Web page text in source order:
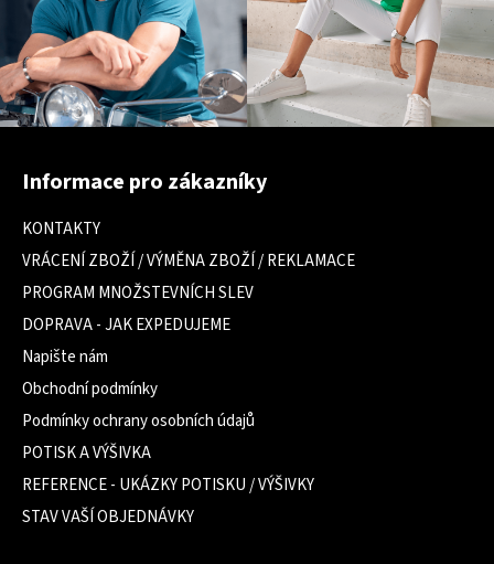
Z
Informace pro zákazníky
KONTAKTY
VRÁCENÍ ZBOŽÍ / VÝMĚNA ZBOŽÍ / REKLAMACE
PROGRAM MNOŽSTEVNÍCH SLEV
DOPRAVA - JAK EXPEDUJEME
Napište nám
Obchodní podmínky
Podmínky ochrany osobních údajů
POTISK A VÝŠIVKA
REFERENCE - UKÁZKY POTISKU / VÝŠIVKY
STAV VAŠÍ OBJEDNÁVKY